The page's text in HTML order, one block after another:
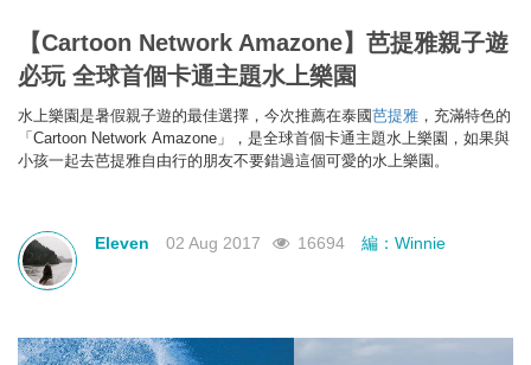
【Cartoon Network Amazone】芭提雅親子遊
必玩 全球首個卡通主題水上樂園
水上樂園是暑假親子遊的最佳選擇，今次推薦在泰國芭提雅 ，充滿特色的
「Cartoon Network Amazone」，是全球首個卡通主題水上樂園，如果與
小孩一起去芭提雅自由行的朋友不要錯過這個可愛的水上樂園。
Eleven 02 Aug 2017 16694 編：Winnie